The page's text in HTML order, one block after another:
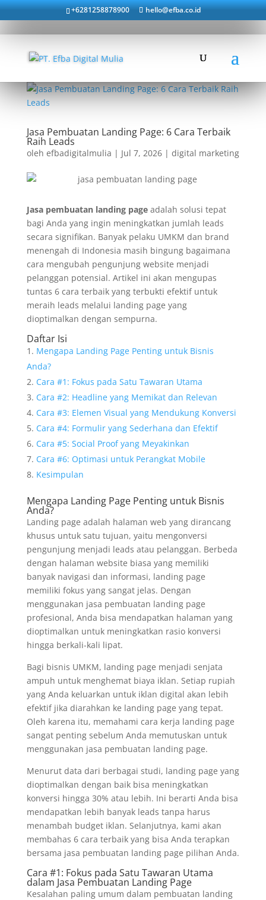
+6281258878900 hello@efba.co.id
Jasa Pembuatan Landing Page: 6 Cara Terbaik
Raih Leads
oleh efbadigitalmulia | Jul 7, 2026| digital marketing
Jasa pembuatan landing pageadalah solusi tepat
bagi Anda yang ingin meningkatkan jumlah leads
secara signifikan. Banyak pelaku UMKM dan brand
menengah di Indonesia masih bingung bagaimana
cara mengubah pengunjung website menjadi
pelanggan potensial. Artikel ini akan mengupas
tuntas 6 cara terbaik yang terbukti efektif untuk
meraih leads melalui landing page yang
dioptimalkan dengan sempurna.
Daftar Isi
Mengapa Landing Page Penting untuk Bisnis
Anda?
Cara #1: Fokus pada Satu Tawaran Utama
Cara #2: Headline yang Memikat dan Relevan
Cara #3: Elemen Visual yang Mendukung Konversi
Cara #4: Formulir yang Sederhana dan Efektif
Cara #5: Social Proof yang Meyakinkan
Cara #6: Optimasi untuk Perangkat Mobile
Kesimpulan
Mengapa Landing Page Penting untuk Bisnis
Anda?
Landing page adalah halaman web yang dirancang
khusus untuk satu tujuan, yaitu mengonversi
pengunjung menjadi leads atau pelanggan. Berbeda
dengan halaman website biasa yang memiliki
banyak navigasi dan informasi, landing page
memiliki fokus yang sangat jelas. Dengan
menggunakan jasa pembuatan landing page
profesional, Anda bisa mendapatkan halaman yang
dioptimalkan untuk meningkatkan rasio konversi
hingga berkali-kali lipat.
Bagi bisnis UMKM, landing page menjadi senjata
ampuh untuk menghemat biaya iklan. Setiap rupiah
yang Anda keluarkan untuk iklan digital akan lebih
efektif jika diarahkan ke landing page yang tepat.
Oleh karena itu, memahami cara kerja landing page
sangat penting sebelum Anda memutuskan untuk
menggunakan jasa pembuatan landing page.
Menurut data dari berbagai studi, landing page yang
dioptimalkan dengan baik bisa meningkatkan
konversi hingga 30% atau lebih. Ini berarti Anda bisa
mendapatkan lebih banyak leads tanpa harus
menambah budget iklan. Selanjutnya, kami akan
membahas 6 cara terbaik yang bisa Anda terapkan
bersama jasa pembuatan landing page pilihan Anda.
Cara #1: Fokus pada Satu Tawaran Utama
dalam Jasa Pembuatan Landing Page
Kesalahan paling umum dalam pembuatan landing